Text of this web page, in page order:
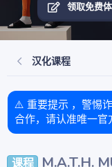
领取免费
汉化课程
⚠️ 重要提示 ，警惕
合作，请认准唯一
课程
M.A.T.H.